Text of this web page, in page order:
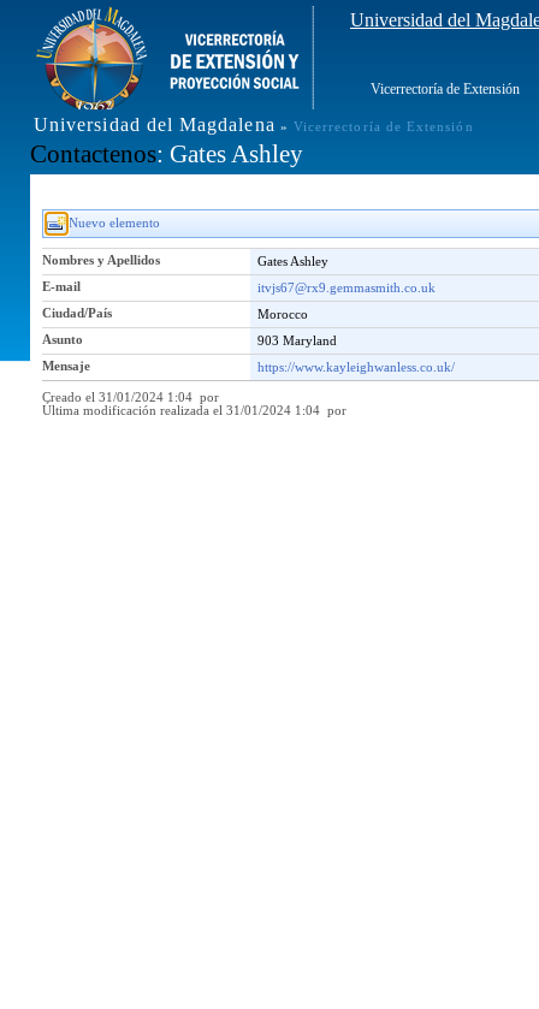
Universidad del
Vicerrectoría de Extensión
Universidad del Magdalena » Vicerrectoría de Extensión
Contactenos: Gates Ashley
Nuevo elemento
Nombres y Apellidos
Gates Ashley
E-mail
itvjs67@rx9.gemmasmith.co.uk
Ciudad/País
Morocco
Asunto
903 Maryland
Mensaje
https://www.kayleighwanless.co.uk/
Creado el 31/01/2024 1:04 por
Última modificación realizada el 31/01/2024 1:04 por